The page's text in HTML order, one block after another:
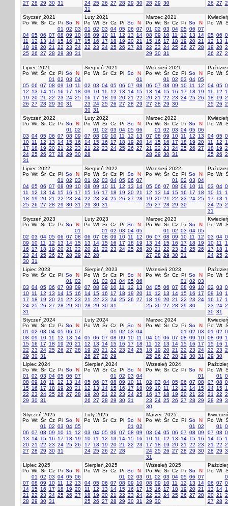
27 28 29 30 31 24 25 26 27 28 29 30
31
28 29 30 26 27
Styczeń 2021
Po Wt Śr Cz Pi So
N
01
02 03
04 05 06 07 08 09
10
11
12 13 14 15 16
17
18
19 20 21 22 23 24
25 26 27 28 29 30 31
Luty 2021
Po Wt Śr Cz Pi So
N
01
02 03 04 05 06 07
08 09 10 11 12 13
14
15 16 17 18 19 20 21
22 23 24 25 26 27 28
Marzec 2021
Po Wt Śr Cz Pi So
N
01
02 03 04 05 06 07
08 09 10 11 12 13
14
15 16 17 18 19 20 21
22 23 24 25 26 27 28
29 30 31
Po Wt
05 06
12
13
19 20
26 27
Lipiec 2021
Po Wt Śr Cz Pi So
N
01
02 03 04
05 06 07 08 09 10 11
12
13 14 15 16 17
18
19 20 21 22 23 24 25
26 27 28 29 30 31
Sierpień 2021
Po Wt Śr Cz Pi So
N
01
02 03 04 05 06 07 08
09
10 11 12 13 14 15
16
17 18 19 20 21
22
23 24 25 26 27 28 29
30 31
Wrzesień 2021
Po Wt Śr Cz Pi So
N
01
02 03 04 05
06 07 08 09 10 11
12
13
14 15 16 17 18
19
20 21 22 23 24 25 26
27 28 29 30
Po Wt
04 05
11
12
18
19
25 26
Styczeń 2022
Po Wt Śr Cz Pi So
N
01
02
03 04 05 06 07 08 09
10 11 12 13 14 15 16
17
18 19 20 21 22 23
24 25 26 27 28 29 30
31
Luty 2022
Po Wt Śr Cz Pi So
N
01
02 03 04 05 06
07 08 09 10 11 12
13
14 15 16 17 18 19 20
21
22 23 24 25 26 27
28
Marzec 2022
Po Wt Śr Cz Pi So
N
01
02 03 04 05 06
07 08 09 10 11 12
13
14 15 16 17 18 19 20
21
22 23 24 25 26 27
28 29 30 31
Po Wt
04 05
11
12
18
19
25 26
Lipiec 2022
Po Wt Śr Cz Pi So
N
01
02 03
04 05 06 07 08 09
10
11
12 13 14 15 16
17
18
19 20 21 22 23 24
25 26 27 28 29 30 31
Sierpień 2022
Po Wt Śr Cz Pi So
N
01
02 03 04 05 06 07
08 09 10 11 12 13
14
15 16 17 18 19 20 21
22 23 24 25 26 27 28
29 30 31
Wrzesień 2022
Po Wt Śr Cz Pi So
N
01
02 03 04
05 06 07 08 09 10 11
12
13 14 15 16 17
18
19 20 21 22 23 24 25
26 27 28 29 30
Po Wt
03 04
10 11
17
18
24 25
31
Styczeń 2023
Po Wt Śr Cz Pi So
N
01
02 03 04 05 06 07 08
09
10 11 12 13 14 15
16
17 18 19 20 21
22
23 24 25 26 27 28 29
30 31
Luty 2023
Po Wt Śr Cz Pi So
N
01
02 03 04 05
06 07 08 09 10 11
12
13
14 15 16 17 18
19
20 21 22 23 24 25 26
27 28
Marzec 2023
Po Wt Śr Cz Pi So
N
01
02 03 04 05
06 07 08 09 10 11
12
13
14 15 16 17 18
19
20 21 22 23 24 25 26
27 28 29 30 31
Po Wt
03 04
10 11
17
18
24 25
Lipiec 2023
Po Wt Śr Cz Pi So
N
01
02
03 04 05 06 07 08 09
10 11 12 13 14 15 16
17
18 19 20 21 22 23
24 25 26 27 28 29 30
31
Sierpień 2023
Po Wt Śr Cz Pi So
N
01
02 03 04 05 06
07 08 09 10 11 12
13
14 15 16 17 18 19 20
21
22 23 24 25 26 27
28 29 30 31
Wrzesień 2023
Po Wt Śr Cz Pi So
N
01
02 03
04 05 06 07 08 09
10
11
12 13 14 15 16
17
18
19 20 21 22 23 24
25 26 27 28 29 30
Po Wt
02 03
09
10
16
17
23 24
30 31
Styczeń 2024
Po Wt Śr Cz Pi So
N
01
02 03 04 05 06 07
08 09 10 11 12 13
14
15 16 17 18 19 20 21
22 23 24 25 26 27 28
29 30 31
Luty 2024
Po Wt Śr Cz Pi So
N
01
02 03 04
05 06 07 08 09 10 11
12
13 14 15 16 17
18
19 20 21 22 23 24 25
26 27 28 29
Marzec 2024
Po Wt Śr Cz Pi So
N
01
02 03
04 05 06 07 08 09
10
11
12 13 14 15 16
17
18
19 20 21 22 23 24
25 26 27 28 29 30 31
Po Wt
01
02
08 09
15 16
22 23
29 30
Lipiec 2024
Po Wt Śr Cz Pi So
N
01
02 03 04 05 06 07
08 09 10 11 12 13
14
15 16 17 18 19 20 21
22 23 24 25 26 27 28
29 30 31
Sierpień 2024
Po Wt Śr Cz Pi So
N
01
02 03 04
05 06 07 08 09 10 11
12
13 14 15 16 17
18
19 20 21 22 23 24 25
26 27 28 29 30 31
Wrzesień 2024
Po Wt Śr Cz Pi So
N
01
02 03 04 05 06 07 08
09
10 11 12 13 14 15
16
17 18 19 20 21
22
23 24 25 26 27 28 29
30
Po Wt
01
07 08
14 15
21
22
28 29
Styczeń 2025
Po Wt Śr Cz Pi So
N
01
02 03 04 05
06 07 08 09 10 11
12
13
14 15 16 17 18
19
20 21 22 23 24 25 26
27 28 29 30 31
Luty 2025
Po Wt Śr Cz Pi So
N
01
02
03 04 05 06 07 08 09
10 11 12 13 14 15 16
17
18 19 20 21 22 23
24 25 26 27 28
Marzec 2025
Po Wt Śr Cz Pi So
N
01
02
03 04 05 06 07 08 09
10 11 12 13 14 15 16
17
18 19 20 21 22 23
24 25 26 27 28 29 30
31
Po Wt
01
07 08
14 15
21
22
28 29
Lipiec 2025
Po Wt Śr Cz Pi So
N
01
02 03 04 05 06
07 08 09 10 11 12
13
14 15 16 17 18 19 20
21
22 23 24 25 26 27
28 29 30 31
Sierpień 2025
Po Wt Śr Cz Pi So
N
01
02 03
04 05 06 07 08 09
10
11
12 13 14 15 16
17
18
19 20 21 22 23 24
25 26 27 28 29 30 31
Wrzesień 2025
Po Wt Śr Cz Pi So
N
01
02 03 04 05 06 07
08 09 10 11 12 13
14
15 16 17 18 19 20 21
22 23 24 25 26 27 28
29 30
Po Wt
06 07
13
14
20 21
27 28